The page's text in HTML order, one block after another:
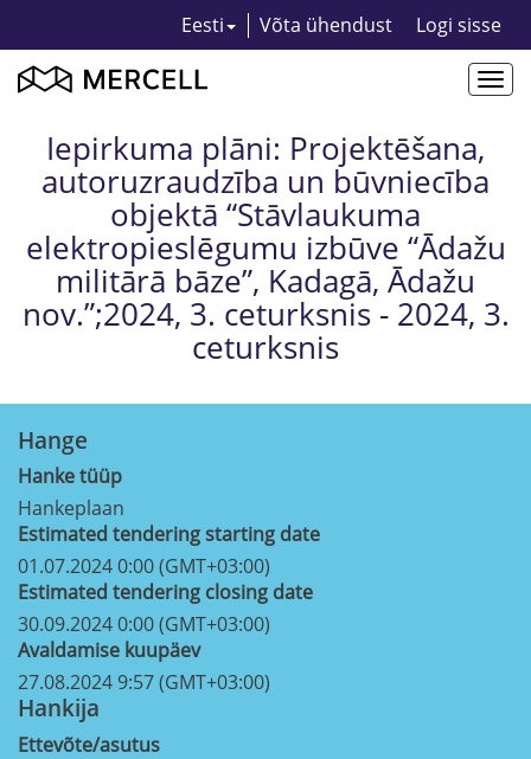
Eesti Võta ühendust Logi sisse
Iepirkuma plāni: Projektēšana,
autoruzraudzība un būvniecība
objektā “Stāvlaukuma
elektropieslēgumu izbūve “Ādažu
militārā bāze”, Kadagā, Ādažu
nov.”;2024, 3. ceturksnis - 2024, 3.
ceturksnis
Hange
Hanke tüüp
Hankeplaan
Estimated tendering starting date
01.07.2024 0:00 (GMT+03:00)
Estimated tendering closing date
30.09.2024 0:00 (GMT+03:00)
Avaldamise kuupäev
27.08.2024 9:57 (GMT+03:00)
Hankija
Ettevõte/asutus